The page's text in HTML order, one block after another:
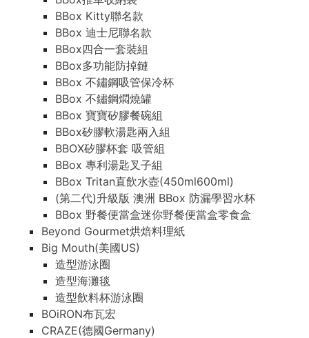
BBox Kitty聯名款
BBox 迪士尼聯名款
BBox四合一套裝組
BBox多功能防掉鏈
BBox 不鏽鋼吸管保冷杯
BBox 不鏽鋼燜燒罐
BBox 寶寶矽膠餐碗組
BBox矽膠軟湯匙兩入組
BBOX矽膠杯套 吸管組
BBox 專利湯匙叉子組
BBox Tritan直飲水壺(450ml600ml)
(第二代)升級版 澳洲 BBox 防漏學習水杯
BBox 野餐便當盒迷你野餐便當盒零食盒
Beyond Gourmet烘焙料理紙
Big Mouth(美國US)
造型游泳圈
造型海灘毯
造型飲料杯游泳圈
BOiRON布瓦宏
CRAZE(德國Germany)